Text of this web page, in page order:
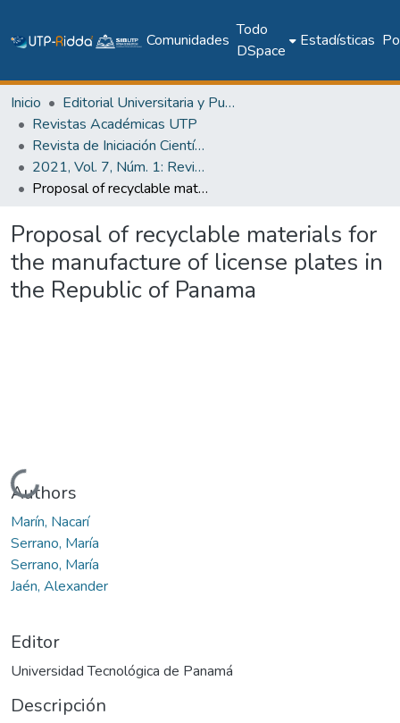
Comunidades
Todo
DSpace
Estadísticas
Inicio
Editorial Universitaria y Publicaciones Seriadas
Revistas Académicas UTP
Revista de Iniciación Científica
2021, Vol. 7, Núm. 1: Revista de Iniciación Científica
Proposal of recyclable materials for the manufacture of license plates in the Republic of Panama
Proposal of recyclable materials for
the manufacture of license plates in
the Republic of Panama
Cargando...
Authors
Marín, Nacarí
Serrano, María
Serrano, María
Jaén, Alexander
Editor
Universidad Tecnológica de Panamá
Descripción